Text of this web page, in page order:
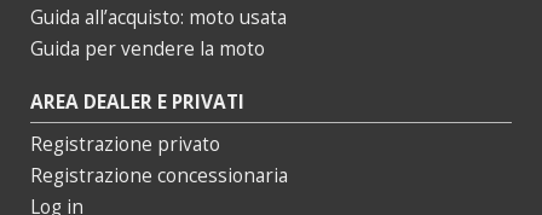
Guida all’acquisto: moto usata
Guida per vendere la moto
AREA DEALER E PRIVATI
Registrazione privato
Registrazione concessionaria
Log in